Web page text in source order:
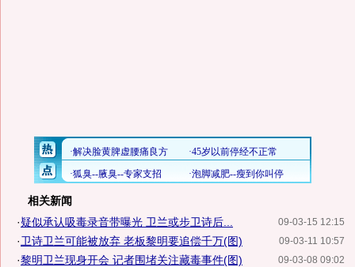
相关新闻
09-03-15 12:15
·疑似承认吸毒录音带曝光 卫兰或步卫诗后...
09-03-11 10:57
·卫诗卫兰可能被放弃 老板黎明要追偿千万(图)
09-03-08 09:02
·黎明卫兰现身开会 记者围堵关注藏毒事件(图)